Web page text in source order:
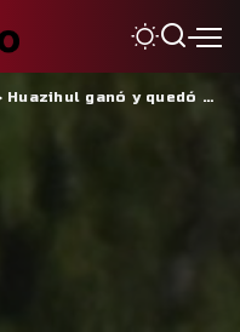
Huazihul ganó y quedó como único líder